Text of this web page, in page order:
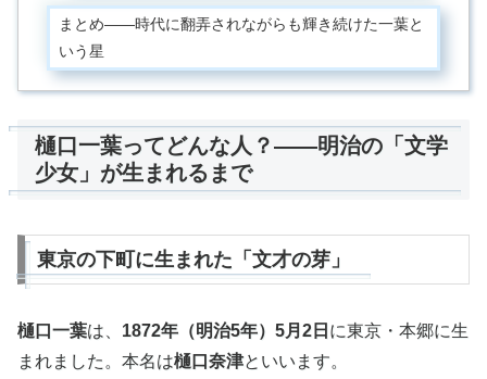
まとめ——時代に翻弄されながらも輝き続けた一葉と
いう星
樋口一葉ってどんな人？——明治の「文学
少女」が生まれるまで
東京の下町に生まれた「文才の芽」
樋口一葉は、 1872年（明治5年）5月2日 に東京・本郷に生
まれました。本名は樋口奈津といいます。